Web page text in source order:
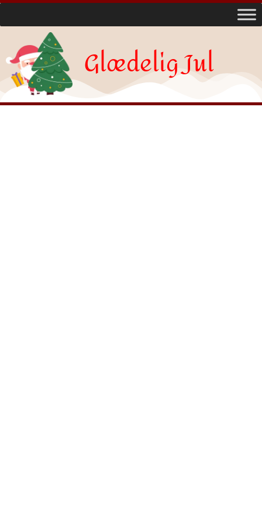
Glædelig Jul